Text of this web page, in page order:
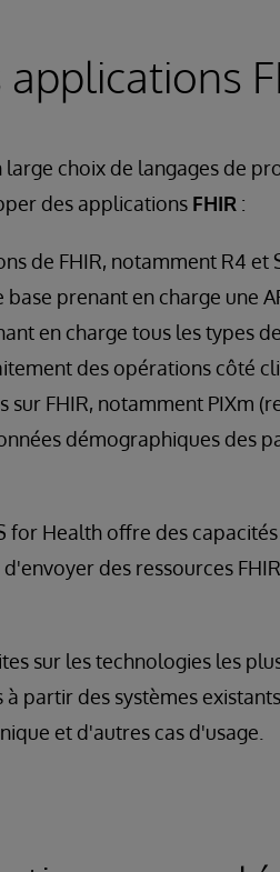
large choix de langages de
des applications FHIR :
de FHIR, notamment R4 et
prenant en charge une
en charge tous les types
des opérations côté
sur FHIR, notamment PIXm
démographiques des
for Health offre des
des ressources FHIR
sur les technologies les
à partir des systèmes
et d'autres cas d'usage.